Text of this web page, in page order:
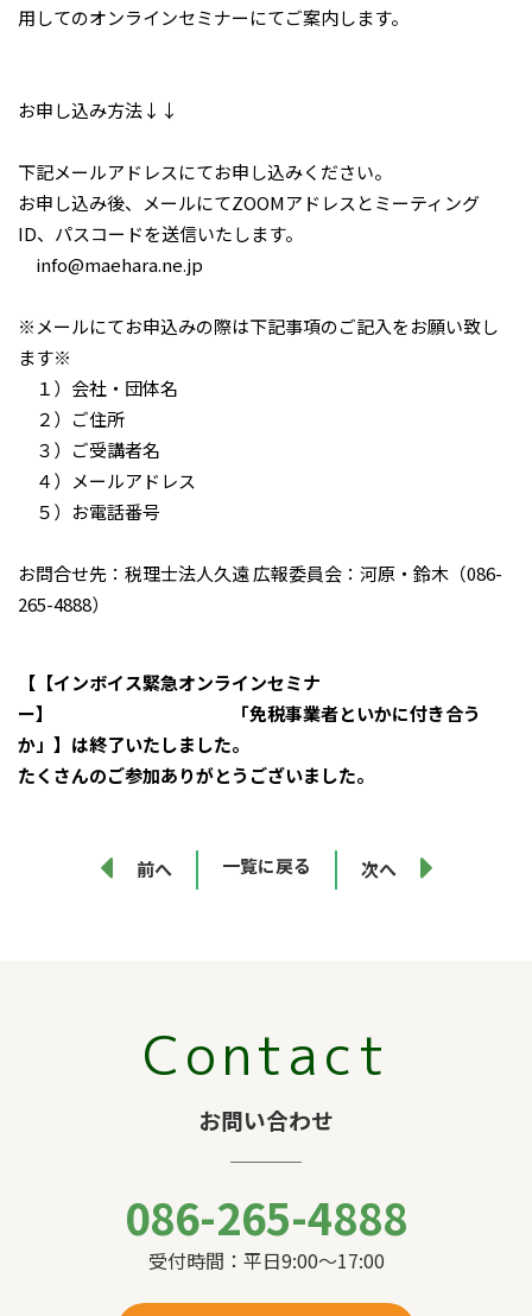
用してのオンラインセミナーにてご案内します。
お申し込み方法↓↓
下記メールアドレスにてお申し込みください。
お申し込み後、メールにてZOOMアドレスとミーティング
ID、パスコードを送信いたします。
info@maehara.ne.jp
※メールにてお申込みの際は下記事項のご記入をお願い致し
ます※
１）会社・団体名
２）ご住所
３）ご受講者名
４）メールアドレス
５）お電話番号
お問合せ先：税理士法人久遠 広報委員会：河原・鈴木（086-
265-4888）
【【インボイス緊急オンラインセミナ
ー】 「免税事業者といかに付き合う
か」】は終了いたしました。
たくさんのご参加ありがとうございました。
前へ 一覧に戻る 次へ
Contact
お問い合わせ
086-265-4888
受付時間：平日9:00〜17:00